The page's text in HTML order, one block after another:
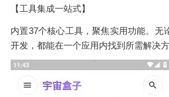
【工具集成一站式】
内置37个核心工具，聚焦实用功能。无
开发，都能在一个应用内找到所需解决方